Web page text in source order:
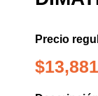
Precio
$